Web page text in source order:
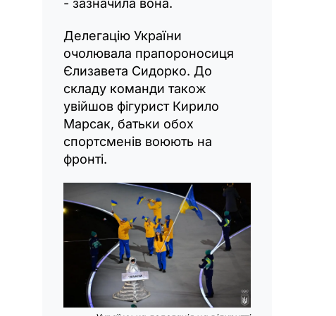
Делегацію України
очолювала прапороносиця
Єлизавета Сидорко. До
складу команди також
увійшов фігурист Кирило
Марсак, батьки обох
спортсменів воюють на
фронті.